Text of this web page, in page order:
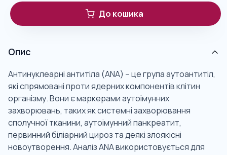
До кошика
Опис
Антинуклеарні антитіла (ANA) – це група аутоантитіл,
які спрямовані проти ядерних компонентів клітин
організму. Вони є маркерами аутоімунних
захворювань, таких як системні захворювання
сполучної тканини, аутоімунний панкреатит,
первинний біліарний цироз та деякі злоякісні
новоутворення. Аналіз ANA використовується для